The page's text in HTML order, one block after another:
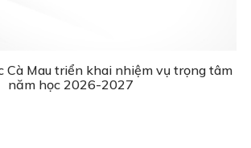
Cà Mau triển khai nhiệm vụ trọng tâm
năm học 2026-2027